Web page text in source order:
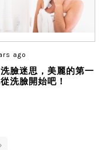
ago
臉迷思，美麗的第一
洗臉開始吧！